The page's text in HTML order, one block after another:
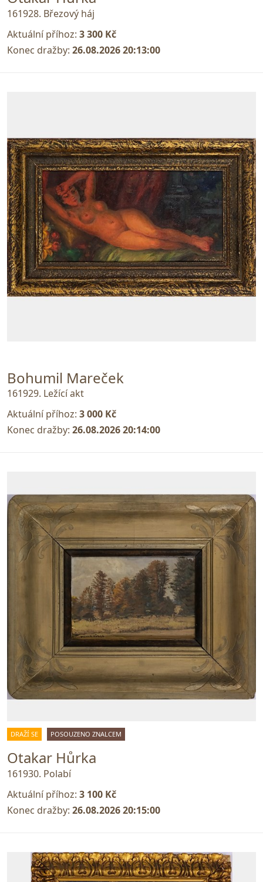
161928. Březový háj
Aktuální příhoz: 3 300 Kč
Konec dražby: 26.08.2026 20:13:00
Bohumil Mareček
161929. Ležící akt
Aktuální příhoz: 3 000 Kč
Konec dražby: 26.08.2026 20:14:00
DRAŽÍ SE POSOUZENO ZNALCEM
Otakar Hůrka
161930. Polabí
Aktuální příhoz: 3 100 Kč
Konec dražby: 26.08.2026 20:15:00